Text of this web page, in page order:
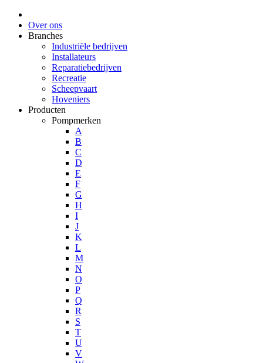
Over ons
Branches
Industriële bedrijven
Installateurs
Reparatiebedrijven
Recreatie
Scheepvaart
Hoveniers
Producten
Pompmerken
A
B
C
D
E
F
G
H
I
J
K
L
M
N
O
P
Q
R
S
T
U
V